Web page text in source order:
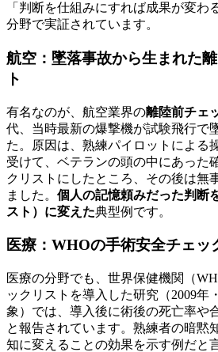
「判断を仕組みにすれば成果が変わ
分野で実証されています。
航空：墜落事故から生まれた
ト
有名なのが、航空業界の離陸前チェ
代、当時最新の爆撃機が試験飛行で
た。原因は、熟練パイロットによる
受けて、ベテランの頭の中にあった
クリストにしたところ、その後は無
ました。 個人の記憶頼みだった判断
スト）に変えた典型例です。
医療：WHOの手術安全チェッ
医療の分野でも、世界保健機関（
ックリストを導入した研究（2009年
象）では、導入後に術後の死亡率や
と報告されています。熟練者の暗黙
知に変えることの効果を示す例だと